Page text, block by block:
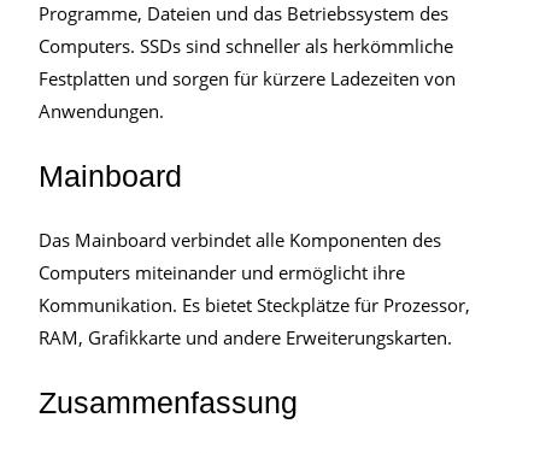
Programme, Dateien und das Betriebssystem des
Computers. SSDs sind schneller als herkömmliche
Festplatten und sorgen für kürzere Ladezeiten von
Anwendungen.
Mainboard
Das Mainboard verbindet alle Komponenten des
Computers miteinander und ermöglicht ihre
Kommunikation. Es bietet Steckplätze für Prozessor,
RAM, Grafikkarte und andere Erweiterungskarten.
Zusammenfassung